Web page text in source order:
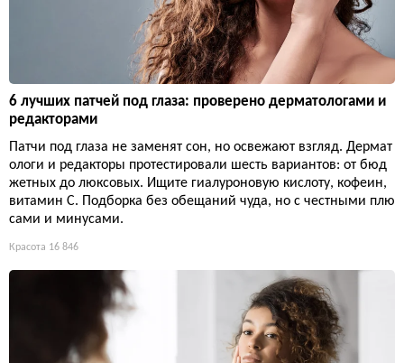
6 лучших патчей под глаза: проверено дерматологами и
редакторами
Патчи под глаза не заменят сон, но освежают взгляд. Дермат
ологи и редакторы протестировали шесть вариантов: от бюд
жетных до люксовых. Ищите гиалуроновую кислоту, кофеин,
витамин С. Подборка без обещаний чуда, но с честными плю
сами и минусами.
Красота 16 846